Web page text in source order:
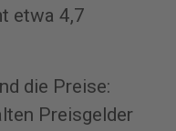
etwa 4,7
die Preise:
Preisgelder